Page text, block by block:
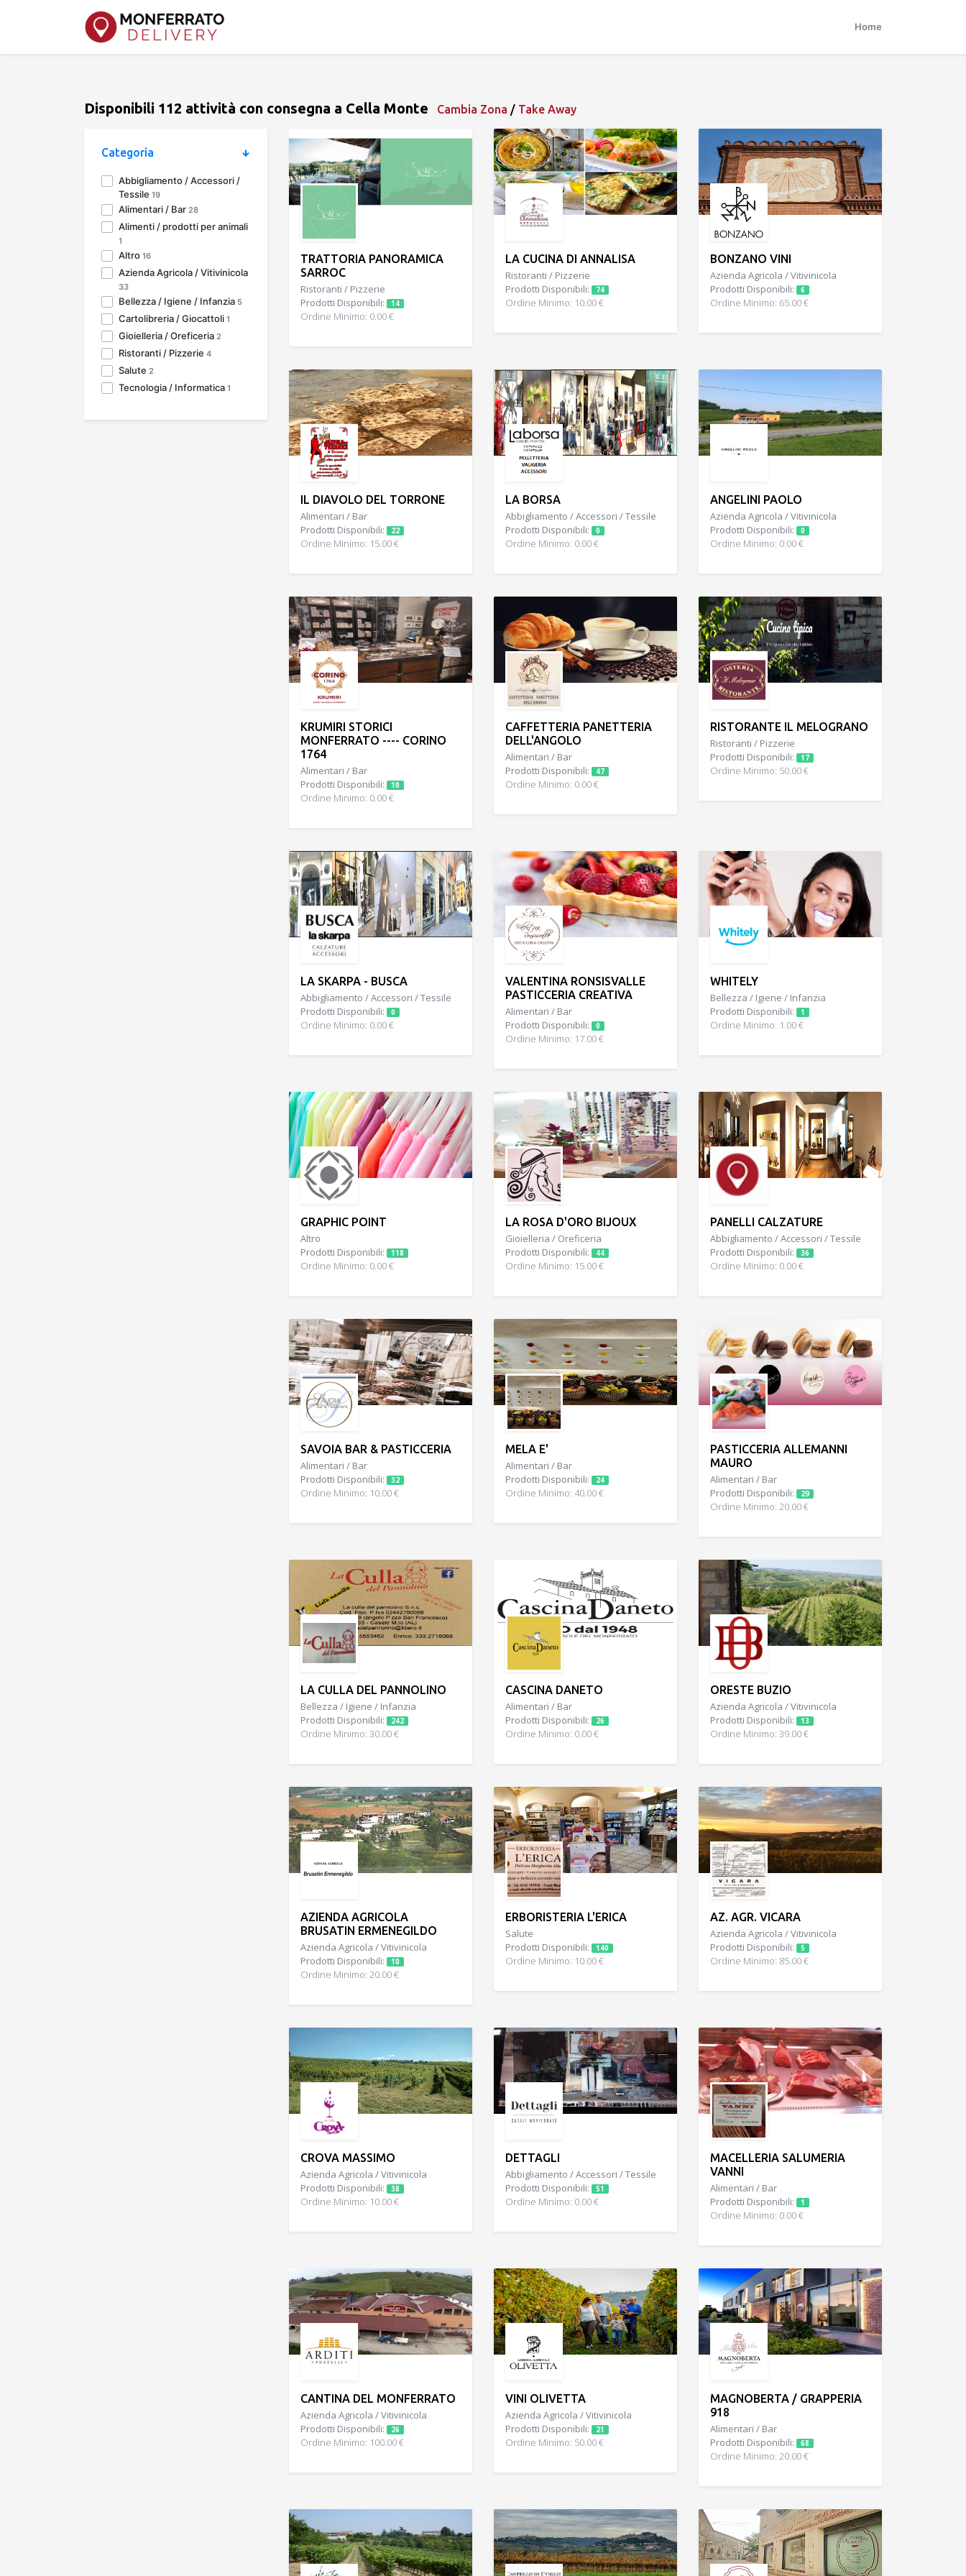
Home
Disponibili 112 attività con consegna a Cella Monte Cambia Zona / Take Away
Categoria
Abbigliamento / Accessori /
Tessile 19
Alimentari / Bar 28
Alimenti / prodotti per animali
1
Altro 16
Azienda Agricola / Vitivinicola
33
Bellezza / Igiene / Infanzia 5
Cartolibreria / Giocattoli 1
Gioielleria / Oreficeria 2
Ristoranti / Pizzerie 4
Salute 2
Tecnologia / Informatica 1
TRATTORIA PANORAMICA
SARROC
Ristoranti / Pizzerie
Prodotti Disponibili:
14
Ordine Minimo: 0.00 €
LA CUCINA DI ANNALISA
Ristoranti / Pizzerie
Prodotti Disponibili:
74
Ordine Minimo: 10.00 €
BONZANO VINI
Azienda Agricola / Vitivinicola
Prodotti Disponibili:
6
Ordine Minimo: 65.00 €
IL DIAVOLO DEL TORRONE
Alimentari / Bar
Prodotti Disponibili:
22
Ordine Minimo: 15.00 €
LA BORSA
Abbigliamento / Accessori / Tessile
Prodotti Disponibili:
0
Ordine Minimo: 0.00 €
ANGELINI PAOLO
Azienda Agricola / Vitivinicola
Prodotti Disponibili:
0
Ordine Minimo: 0.00 €
KRUMIRI STORICI
MONFERRATO ---- CORINO
1764
Alimentari / Bar
Prodotti Disponibili:
10
Ordine Minimo: 0.00 €
CAFFETTERIA PANETTERIA
DELL'ANGOLO
Alimentari / Bar
Prodotti Disponibili:
47
Ordine Minimo: 0.00 €
RISTORANTE IL MELOGRANO
Ristoranti / Pizzerie
Prodotti Disponibili:
17
Ordine Minimo: 50.00 €
LA SKARPA - BUSCA
Abbigliamento / Accessori / Tessile
Prodotti Disponibili:
0
Ordine Minimo: 0.00 €
VALENTINA RONSISVALLE
PASTICCERIA CREATIVA
Alimentari / Bar
Prodotti Disponibili:
0
Ordine Minimo: 17.00 €
WHITELY
Bellezza / Igiene / Infanzia
Prodotti Disponibili:
1
Ordine Minimo: 1.00 €
GRAPHIC POINT
Altro
Prodotti Disponibili:
118
Ordine Minimo: 0.00 €
LA ROSA D'ORO BIJOUX
Gioielleria / Oreficeria
Prodotti Disponibili:
44
Ordine Minimo: 15.00 €
PANELLI CALZATURE
Abbigliamento / Accessori / Tessile
Prodotti Disponibili:
36
Ordine Minimo: 0.00 €
SAVOIA BAR & PASTICCERIA
Alimentari / Bar
Prodotti Disponibili:
32
Ordine Minimo: 10.00 €
MELA E'
Alimentari / Bar
Prodotti Disponibili:
24
Ordine Minimo: 40.00 €
PASTICCERIA ALLEMANNI
MAURO
Alimentari / Bar
Prodotti Disponibili:
29
Ordine Minimo: 20.00 €
LA CULLA DEL PANNOLINO
Bellezza / Igiene / Infanzia
Prodotti Disponibili:
242
Ordine Minimo: 30.00 €
CASCINA DANETO
Alimentari / Bar
Prodotti Disponibili:
26
Ordine Minimo: 0.00 €
ORESTE BUZIO
Azienda Agricola / Vitivinicola
Prodotti Disponibili:
13
Ordine Minimo: 39.00 €
AZIENDA AGRICOLA
BRUSATIN ERMENEGILDO
Azienda Agricola / Vitivinicola
Prodotti Disponibili:
10
Ordine Minimo: 20.00 €
ERBORISTERIA L'ERICA
Salute
Prodotti Disponibili:
140
Ordine Minimo: 10.00 €
AZ. AGR. VICARA
Azienda Agricola / Vitivinicola
Prodotti Disponibili:
5
Ordine Minimo: 85.00 €
CROVA MASSIMO
Azienda Agricola / Vitivinicola
Prodotti Disponibili:
38
Ordine Minimo: 10.00 €
DETTAGLI
Abbigliamento / Accessori / Tessile
Prodotti Disponibili:
51
Ordine Minimo: 0.00 €
MACELLERIA SALUMERIA
VANNI
Alimentari / Bar
Prodotti Disponibili:
1
Ordine Minimo: 0.00 €
CANTINA DEL MONFERRATO
Azienda Agricola / Vitivinicola
Prodotti Disponibili:
26
Ordine Minimo: 100.00 €
VINI OLIVETTA
Azienda Agricola / Vitivinicola
Prodotti Disponibili:
21
Ordine Minimo: 50.00 €
MAGNOBERTA / GRAPPERIA
918
Alimentari / Bar
Prodotti Disponibili:
68
Ordine Minimo: 20.00 €